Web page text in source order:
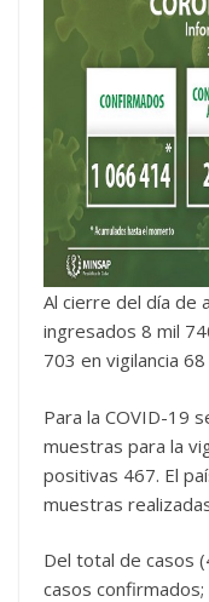
Al cierre del día de
ingresados 8 mil
703 en vigilancia
Para la COVID-19
muestras para la
positivas 467. El
muestras
Del total de casos
casos